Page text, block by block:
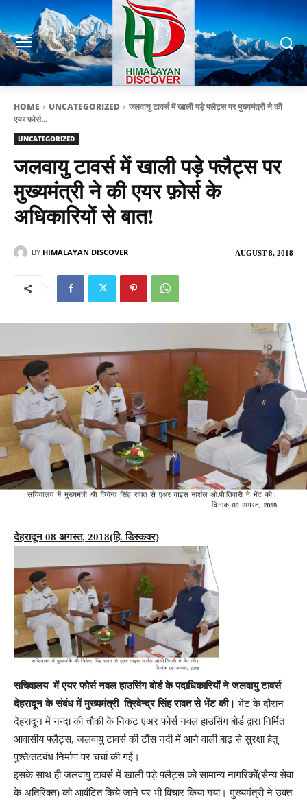
HOME UNCATEGORIZED
जलवायु टावर्स में खाली पड़े फ्लैट्स पर मुख्यमंत्री ने की
एयर फ़ोर्स...
UNCATEGORIZED
जलवायु टावर्स में खाली पड़े फ्लैट्स पर
मुख्यमंत्री ने की एयर फ़ोर्स के
अधिकारियों से बात!
AUGUST 8, 2018
BY HIMALAYAN DISCOVER
देहरादून 08 अगस्त, 2018(हि. डिस्कवर)
सचिवालय में एयर फोर्स नवल हाउसिंग बोर्ड के पदाधिकारियों ने जलवायु टावर्स
देहरादून के संबंध में मुख्यमंत्री त्रिवेन्द्र सिंह रावत से भेंट की। भेंट के दौरान
देहरादून में नन्दा की चौकी के निकट एअर फोर्स नवल हाउसिंग बोर्ड द्वारा निर्मित
आवासीय फ्लैट्स, जलवायु टावर्स की टौंस नदी में आने वाली बाढ़ से सुरक्षा हेतु
पुश्ते/तटबंध निर्माण पर चर्चा की गई।
इसके साथ ही जलवायु टावर्स में खाली पड़े फ्लैट्स को सामान्य नागरिकों(सैन्य सेवा
के अतिरिक्त) को आवंटित किये जाने पर भी विचार किया गया। मुख्यमंत्री ने उक्त